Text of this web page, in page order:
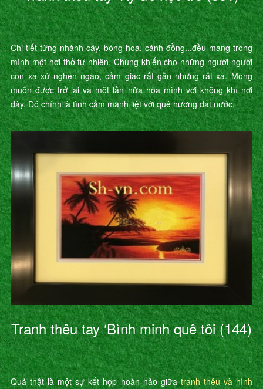
’
Chi tiết từng nhành cây, bông hoa, cánh đồng...đều mang trong
mình một hơi thở tự nhiên. Chúng khiến cho những người người
con xa xứ nghẹn ngào, cảm giác rất gần nhưng rất xa. Mong
muốn được trở lại và một lần nữa hòa mình với không khí nơi
đây. Đó chính là tình cảm mãnh liệt với quê hương đất nước.
Tranh thêu tay ‘Bình minh quê tôi (144)
’
Quả thật là một sự kết hợp hoàn hảo giữatranh thêu và hình